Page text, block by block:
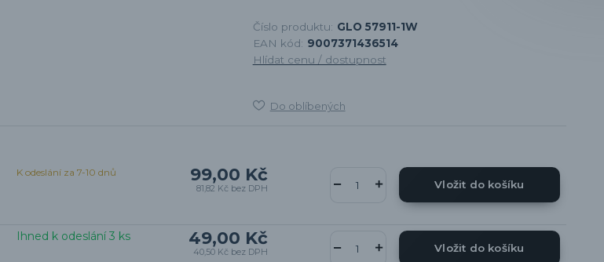
Číslo produktu: GLO 57911-1W
EAN kód: 9007371436514
Hlídat cenu / dostupnost
Do oblíbených
99,00 Kč
81,82 Kč bez DPH
K odeslání za 7-10 dnů
Vložit do košíku
49,00 Kč
40,50 Kč bez DPH
Ihned k odeslání 3 ks
Vložit do košíku